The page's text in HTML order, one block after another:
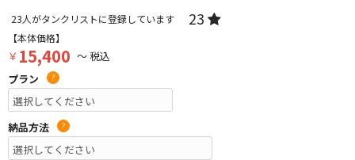
23人がタンクリストに登録しています 23
【本体価格】
￥ 15,400 ～ 税込
プラン
?
納品方法 ?